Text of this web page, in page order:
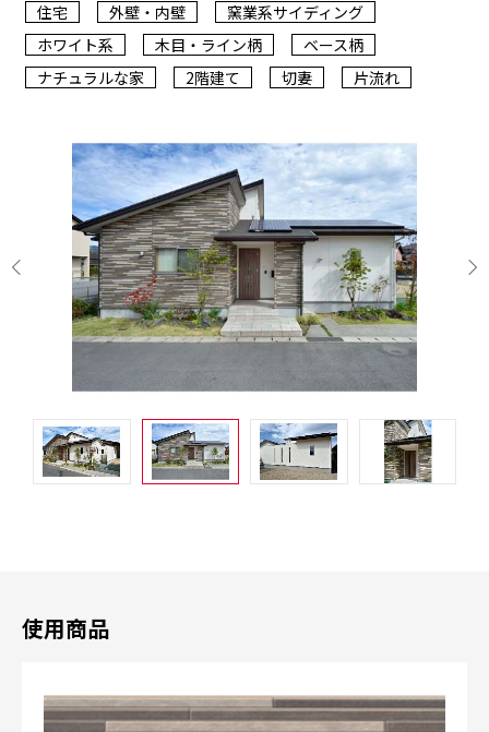
住宅
外壁・内壁
窯業系サイディング
ホワイト系
木目・ライン柄
ベース柄
ナチュラルな家
2階建て 切妻 片流れ
使用商品